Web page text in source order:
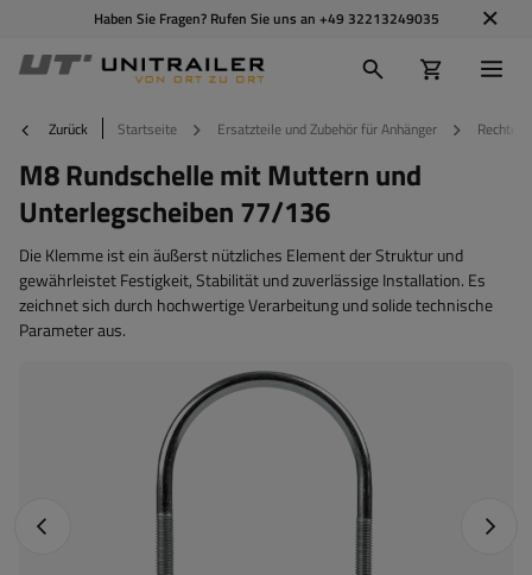
Haben Sie Fragen? Rufen Sie uns an +49 32213249035
Zurück Startseite Ersatzteile und Zubehör für Anhänger
M8 Rundschelle mit Muttern und
Unterlegscheiben 77/136
Die Klemme ist ein äußerst nützliches Element der Struktur und
gewährleistet Festigkeit, Stabilität und zuverlässige Installation. Es
zeichnet sich durch hochwertige Verarbeitung und solide technische
Parameter aus.
Vorheriges Foto